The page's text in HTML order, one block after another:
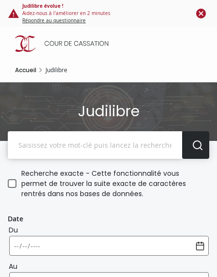
Panneau de gestion des cookies
contenu
principal
Judilibre évolue !
Aidez-nous à l'améliorer en 2 minutes
Répondre au questionnaire
Accueil Judilibre
Judilibre
Recherche exacte - Cette fonctionnalité vous
permet de trouver la suite exacte de caractères
rentrés dans nos bases de données.
Date
Du
Au